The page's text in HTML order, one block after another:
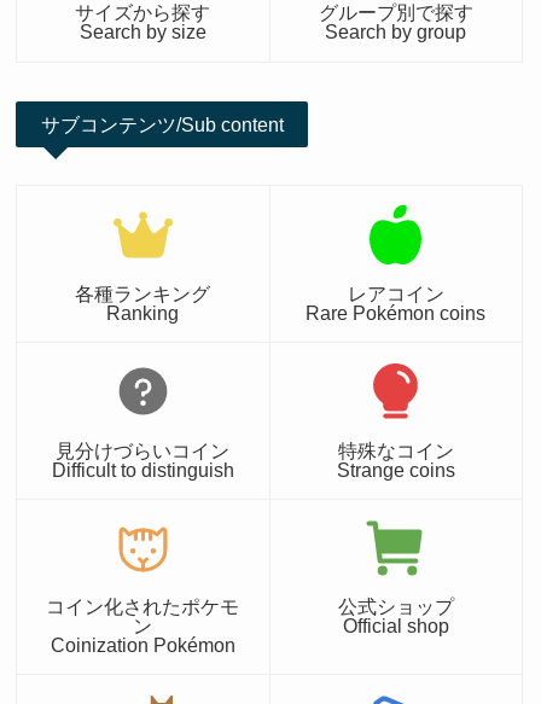
サイズから探す
Search by size
グループ別で探す
Search by group
サブコンテンツ/Sub content
各種ランキング
Ranking
レアコイン
Rare Pokémon coins
見分けづらいコイン
Difficult to distinguish
特殊なコイン
Strange coins
コイン化されたポケモ
ン
Coinization Pokémon
公式ショップ
Official shop